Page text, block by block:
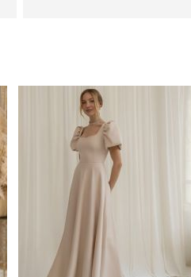
Нарядное атласное
платье изумрудного цвета